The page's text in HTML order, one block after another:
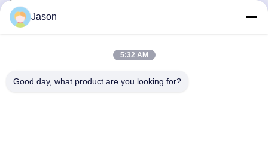
自動満ちるシステム タイ
ルの付着力の生産ライン
最良 の 価格 を 入手 する
強制対シャフトのミキサ
ー85dBと自動PLC制御セ
乳鉢
最良 の 価格 を 入手 する
Jason
5:32 AM
Good day, what product are you looking for?